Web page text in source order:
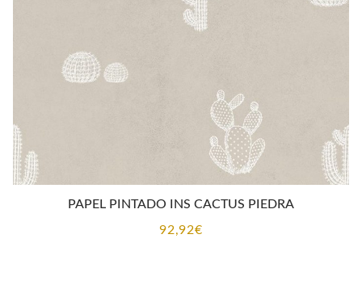
PAPEL PINTADO INS CACTUS PIEDRA
92,92€